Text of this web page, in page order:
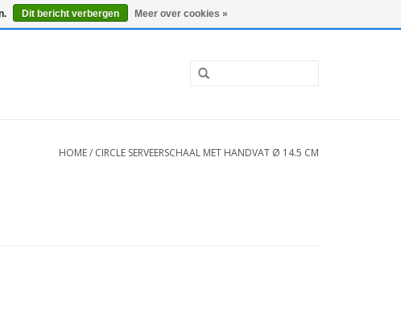
0 Artikelen - €0,00 Mijn account / Registreren
HOME/ CIRCLE SERVEERSCHAAL MET HANDVAT Ø 14.5 CM
Dit bericht verbergen Meer over cookies »